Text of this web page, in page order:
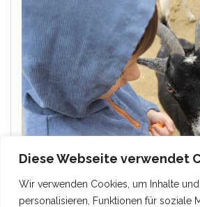
Diese Webseite verwendet
Wir verwenden Cookies, um Inhalte
personalisieren, Funktionen für soziale